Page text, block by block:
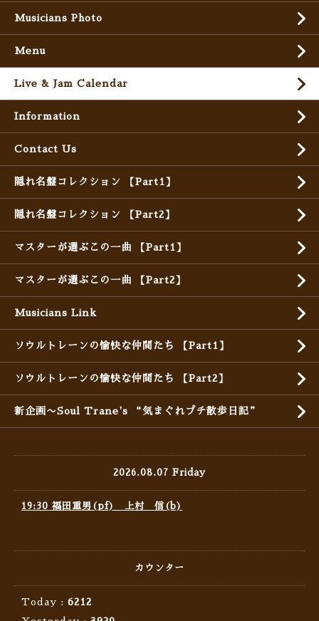
Musicians Photo
Menu
Live & Jam Calendar
Information
Contact Us
隠れ名盤コレクション 【Part1】
隠れ名盤コレクション 【Part2】
マスターが選ぶこの一曲 【Part1】
マスターが選ぶこの一曲 【Part2】
Musicians Link
ソウルトレーンの愉快な仲間たち 【Part1】
ソウルトレーンの愉快な仲間たち 【Part2】
新企画〜Soul Trane's “気まぐれプチ散歩日記”
2026.08.07 Friday
19:30 福田重男(pf) 上村 信(b)
カウンター
Today : 6212